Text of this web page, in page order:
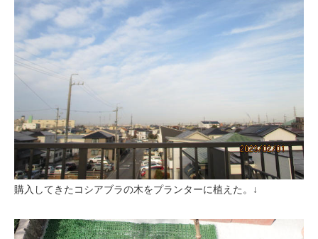
購入してきたコシアブラの木をプランターに植えた。↓